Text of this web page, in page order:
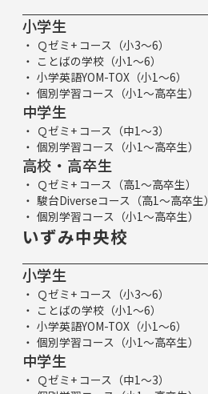
小学生
Ｑゼミ+ コース（小3～6）
ことばの学校（小1～6）
小学英語YOM-TOX（小1～6）
個別学習コース（小1～高卒生）
中学生
Ｑゼミ+ コース（中1～3）
個別学習コース（小1～高卒生）
高校・高卒生
Ｑゼミ+ コース（高1～高卒生）
駿台Diverseコース（高1～高卒生）
個別学習コース（小1～高卒生）
いずみ中央校
小学生
Ｑゼミ+ コース（小3～6）
ことばの学校（小1～6）
小学英語YOM-TOX（小1～6）
個別学習コース（小1～高卒生）
中学生
Ｑゼミ+ コース（中1～3）